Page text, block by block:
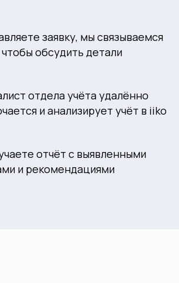
заявку, мы связываемся
обсудить детали
отдела учёта удалённо
и анализирует учёт в iiko
отчёт с выявленными
и рекомендациями